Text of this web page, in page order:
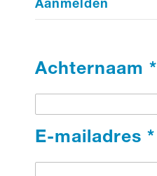
Aanmelden
Achternaam *
E-mailadres *